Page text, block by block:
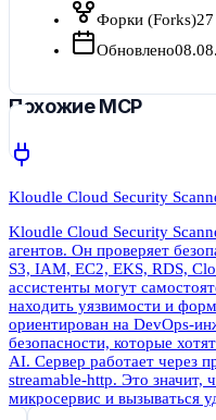
Форки (Forks)27
Обновлено
Похожие MCP
Kloudle Cloud Security
Kloudle Cloud Security
агентов. Он проверяет
S3, IAM, EC2, EKS, RDS,
ассистенты могут
находить уязвимости и
ориентирован на DevOps-
безопасности, которые
AI. Сервер работает через
streamable-http. Это значит,
микросервис и вызываться